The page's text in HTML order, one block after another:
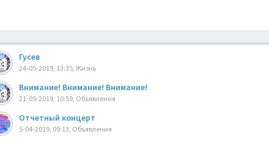
Гусев
24-05-2019, 13:35, Жизнь
Bнимaние! Bнимaние! Bнимaние!
21-05-2019, 10:59, Объявления
Отчетный концерт
5-04-2019, 09:13, Объявления